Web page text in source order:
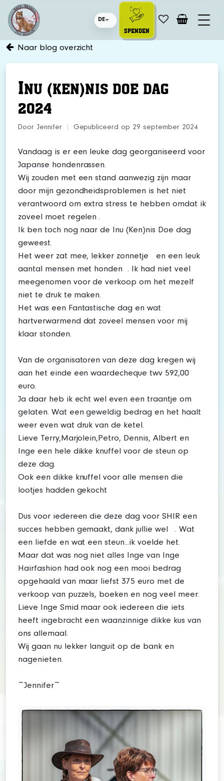
DE
SPENDEN
Naar blog overzicht
INU (KEN)NIS DOE DAG
2024
Door Jennifer Gepubliceerd op 29 september 2024
Vandaag is er een leuke dag georganiseerd voor
Japanse hondenrassen.
Wij zouden met een stand aanwezig zijn maar
door mijn gezondheidsproblemen is het niet
verantwoord om extra stress te hebben omdat ik
zoveel moet regelen .
Ik ben toch nog naar de Inu (Ken)nis Doe dag
geweest.
Het weer zat mee, lekker zonnetje en een leuk
aantal mensen met honden . Ik had niet veel
meegenomen voor de verkoop om het mezelf
niet te druk te maken.
Het was een Fantastische dag en wat
hartverwarmend dat zoveel mensen voor mij
klaar stonden.
Van de organisatoren van deze dag kregen wij
aan het einde een waardecheque twv 592,00
euro.
Ja daar heb ik echt wel even een traantje om
gelaten. Wat een geweldig bedrag en het haalt
weer even wat druk van de ketel.
Lieve Terry,Marjolein,Petro, Dennis, Albert en
Inge een hele dikke knuffel voor de steun op
deze dag.
Ook een dikke knuffel voor alle mensen die
lootjes hadden gekocht
Dus voor iedereen die deze dag voor SHIR een
succes hebben gemaakt, dank jullie wel . Wat
een liefde en wat een steun...ik voelde het.
Maar dat was nog niet alles Inge van Inge
Hairfashion had ook nog een mooi bedrag
opgehaald van maar liefst 375 euro met de
verkoop van puzzels, boeken en nog veel meer.
Lieve Inge Smid maar ook iedereen die iets
heeft ingebracht een waanzinnige dikke kus van
ons allemaal.
Wij gaan nu lekker languit op de bank en
nagenieten.
~Jennifer~